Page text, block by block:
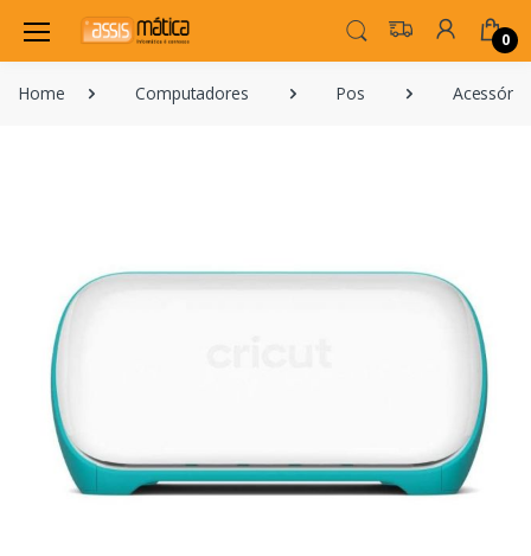
0
Home Computadores Pos